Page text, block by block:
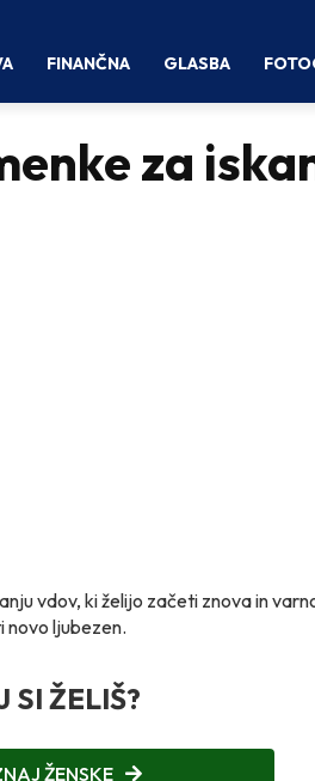
FINANČNA GLASBA
za
vdov, ki želijo začeti znova in
novo ljubezen.
SI ŽELIŠ?
ŽENSKE